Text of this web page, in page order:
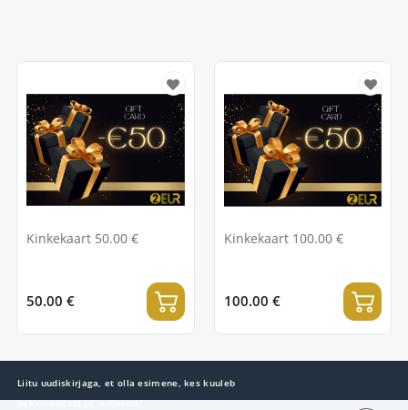
Kinkekaart 50.00 €
50.00 €
Kinkekaart 100.00 €
100.00 €
Liitu uudiskirjaga, et olla esimene, kes kuuleb
pakkumistest ja uudistest!